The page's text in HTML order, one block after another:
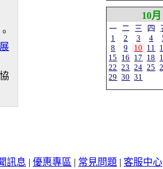
10月
一 二 三 四
1
2 3 4
8
9 10 11
15 16 17 18
22 23 24 25
29 30 31
訊息 | 優惠專區 | 常見問題 | 客服中心